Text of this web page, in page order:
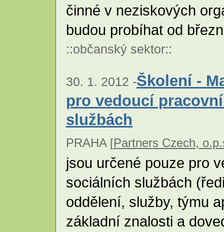
činné v neziskových
budou probíhat od
::občanský sektor::
30. 1. 2012 -Školení -
pro vedoucí
službách
PRAHA [Partners Czech,
jsou určené pouze pro
sociálních službách
oddělení, služby, týmu
základní znalosti a